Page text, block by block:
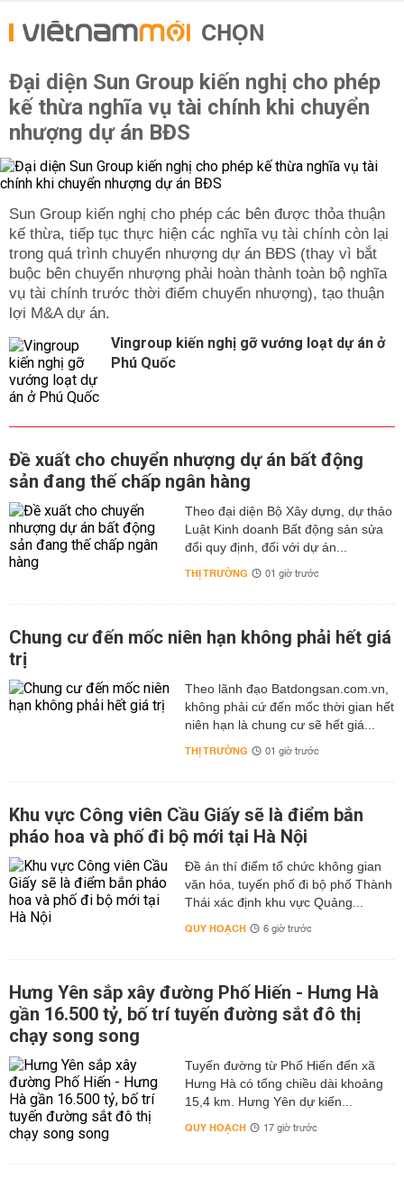
CHỌN
Đại diện Sun Group kiến nghị cho phép
kế thừa nghĩa vụ tài chính khi chuyển
nhượng dự án BĐS
Sun Group kiến nghị cho phép các bên được thỏa thuận
kế thừa, tiếp tục thực hiện các nghĩa vụ tài chính còn lại
trong quá trình chuyển nhượng dự án BĐS (thay vì bắt
buộc bên chuyển nhượng phải hoàn thành toàn bộ nghĩa
vụ tài chính trước thời điểm chuyển nhượng), tạo thuận
lợi M&A dự án.
Vingroup kiến nghị gỡ vướng loạt dự án ở
Phú Quốc
Đề xuất cho chuyển nhượng dự án bất động
sản đang thế chấp ngân hàng
Theo đại diện Bộ Xây dựng, dự thảo
Luật Kinh doanh Bất động sản sửa
đổi quy định, đối với dự án...
THỊ TRƯỜNG 01 giờ trước
Chung cư đến mốc niên hạn không phải hết giá
trị
Theo lãnh đạo Batdongsan.com.vn,
không phải cứ đến mốc thời gian hết
niên hạn là chung cư sẽ hết giá...
THỊ TRƯỜNG 01 giờ trước
Khu vực Công viên Cầu Giấy sẽ là điểm bắn
pháo hoa và phố đi bộ mới tại Hà Nội
Đề án thí điểm tổ chức không gian
văn hóa, tuyến phố đi bộ phố Thành
Thái xác định khu vực Quảng...
QUY HOẠCH 6 giờ trước
Hưng Yên sắp xây đường Phố Hiến - Hưng Hà
gần 16.500 tỷ, bố trí tuyến đường sắt đô thị
chạy song song
Tuyến đường từ Phố Hiến đến xã
Hưng Hà có tổng chiều dài khoảng
15,4 km. Hưng Yên dự kiến...
QUY HOẠCH 17 giờ trước